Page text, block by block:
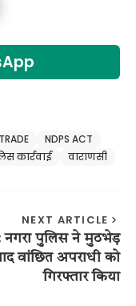
NDPS ACT
कार्रवाई वाराणसी
NEXT ARTICLE
नगरा पुलिस ने मुठभेड़
वांछित अपराधी को
गिरफ्तार किया